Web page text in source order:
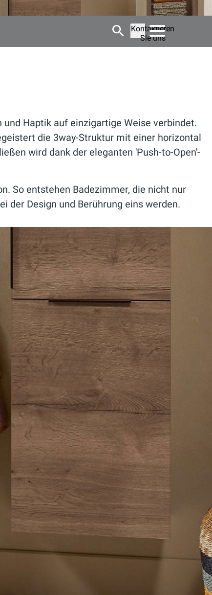
Kontaktieren
Sie uns
und Haptik auf einzigartige Weise verbindet.
die 3way-Struktur mit einer horizontal
wird dank der eleganten 'Push-to-Open'-
So entstehen Badezimmer, die nicht nur
der Design und Berührung eins werden.